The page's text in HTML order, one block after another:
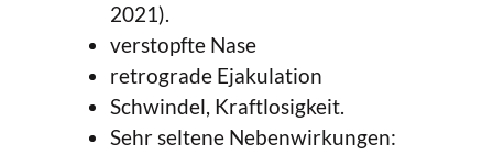
2021).
verstopfte Nase
retrograde Ejakulation
Schwindel, Kraftlosigkeit.
Sehr seltene Nebenwirkungen: